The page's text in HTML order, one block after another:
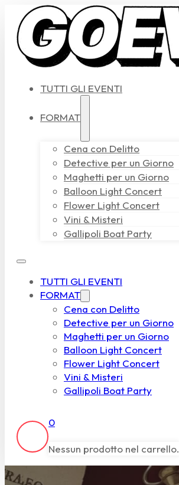
TUTTI GLI EVENTI
FORMAT
Cena con Delitto
Detective per un Giorno
Maghetti per un Giorno
Balloon Light Concert
Flower Light Concert
Vini & Misteri
Gallipoli Boat Party
TUTTI GLI EVENTI
FORMAT
Cena con Delitto
Detective per un Giorno
Maghetti per un Giorno
Balloon Light Concert
Flower Light Concert
Vini & Misteri
Gallipoli Boat Party
0
Nessun prodotto nel carrello.